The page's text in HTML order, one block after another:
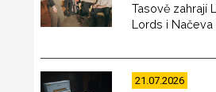
Tasově zahrají
Lords i Načeva
21.07.2026